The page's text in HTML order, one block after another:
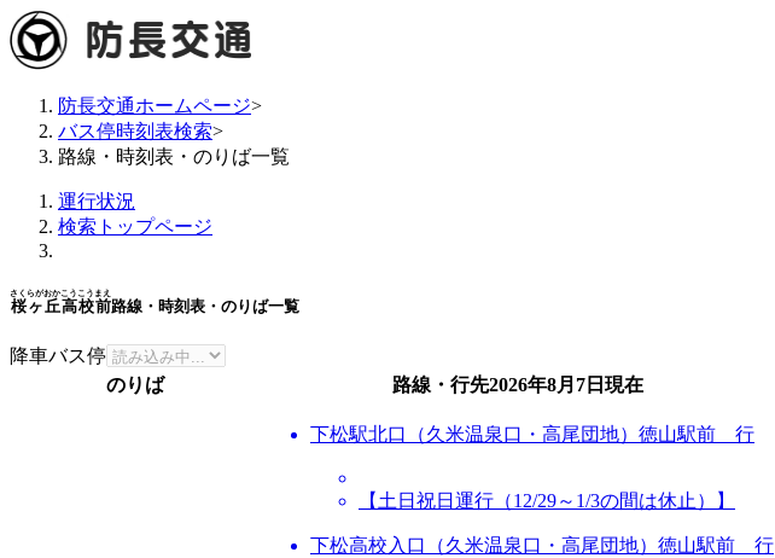
防長交通ホームページ>
バス停時刻表検索>
路線・時刻表・のりば一覧
運行状況
検索トップページ
桜ヶ丘高校前
さくらがおかこうこうまえ
路線・時刻表・のりば一覧
降車バス停
のりば
路線・行先2026年8月7日 現在
下松駅北口（久米温泉口・高尾団地）徳山駅前 行
【土日祝日運行（12/29～1/3の間は休止）】
下松高校入口（久米温泉口・高尾団地）徳山駅前 行